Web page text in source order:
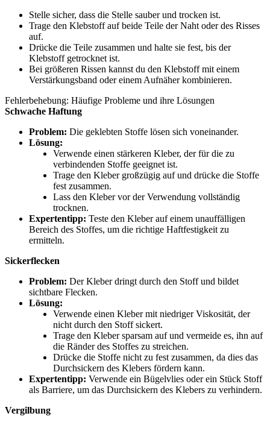
Stelle sicher, dass die Stelle sauber und trocken ist.
Trage den Klebstoff auf beide Teile der Naht oder des Risses
auf.
Drücke die Teile zusammen und halte sie fest, bis der
Klebstoff getrocknet ist.
Bei größeren Rissen kannst du den Klebstoff mit einem
Verstärkungsband oder einem Aufnäher kombinieren.
Fehlerbehebung: Häufige Probleme und ihre Lösungen
Schwache Haftung
Problem: Die geklebten Stoffe lösen sich voneinander.
Lösung:
Verwende einen stärkeren Kleber, der für die zu
verbindenden Stoffe geeignet ist.
Trage den Kleber großzügig auf und drücke die Stoffe
fest zusammen.
Lass den Kleber vor der Verwendung vollständig
trocknen.
Expertentipp: Teste den Kleber auf einem unauffälligen
Bereich des Stoffes, um die richtige Haftfestigkeit zu
ermitteln.
Sickerflecken
Problem: Der Kleber dringt durch den Stoff und bildet
sichtbare Flecken.
Lösung:
Verwende einen Kleber mit niedriger Viskosität, der
nicht durch den Stoff sickert.
Trage den Kleber sparsam auf und vermeide es, ihn auf
die Ränder des Stoffes zu streichen.
Drücke die Stoffe nicht zu fest zusammen, da dies das
Durchsickern des Klebers fördern kann.
Expertentipp: Verwende ein Bügelvlies oder ein Stück Stoff
als Barriere, um das Durchsickern des Klebers zu verhindern.
Vergilbung